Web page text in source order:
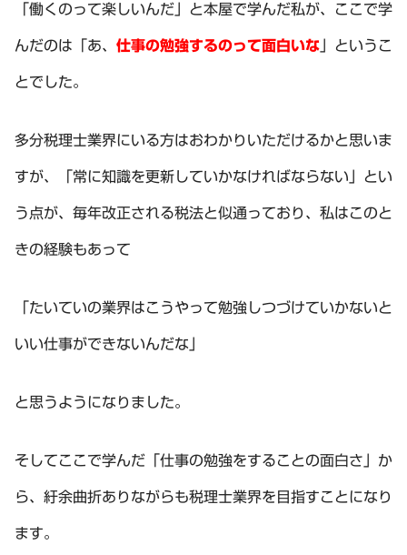
「働くのって楽しいんだ」と本屋で学んだ私が、ここで学
んだのは「あ、 仕事の勉強するのって面白いな 」というこ
とでした。
多分税理士業界にいる方はおわかりいただけるかと思いま
すが、「常に知識を更新していかなければならない」とい
う点が、毎年改正される税法と似通っており、私はこのと
きの経験もあって
「たいていの業界はこうやって勉強しつづけていかないと
いい仕事ができないんだな」
と思うようになりました。
そしてここで学んだ「仕事の勉強をすることの面白さ」か
ら、紆余曲折ありながらも税理士業界を目指すことになり
ます。